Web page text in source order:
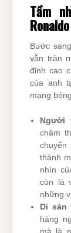
Tầm
Bước
vẫn tràn
đỉnh cao
của anh
mạng
Người
châm
chuyển
thành
nhìn
còn là
những
Di sản
hàng